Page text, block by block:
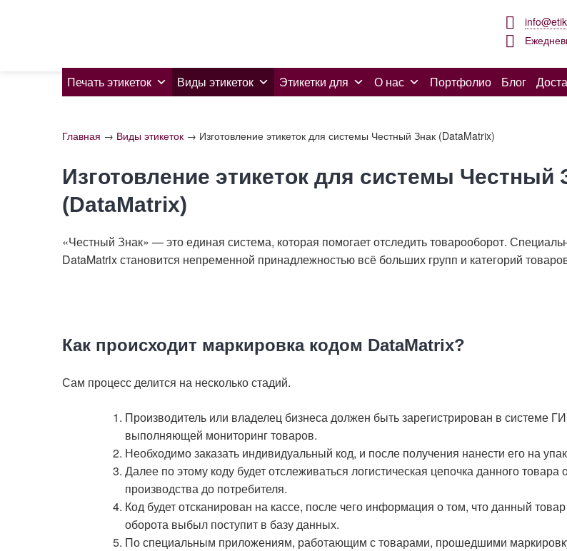
Печать этикеток Виды этикеток Этикетки для О нас Портфолио Блог
Главная → Виды этикеток → Изготовление этикеток для системы Честный Знак (DataMatrix)
Изготовление этикеток для системы Честный
(DataMatrix)
«Честный Знак» — это единая система, которая помогает отследить товарооборот.
DataMatrix становится непременной принадлежностью всё больших групп и категорий
Как происходит маркировка кодом DataMatrix?
Сам процесс делится на несколько стадий.
Производитель или владелец бизнеса должен быть зарегистрирован в системе
выполняющей мониторинг товаров.
Необходимо заказать индивидуальный код, и после получения нанести его на
Далее по этому коду будет отслеживаться логистическая цепочка данного товара
производства до потребителя.
Код будет отсканирован на кассе, после чего информация о том, что данный
оборота выбыл поступит в базу данных.
По специальным приложениям, работающим с товарами, прошедшими